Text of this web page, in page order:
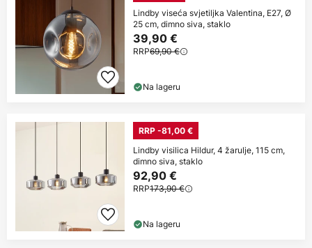
Lindby viseća svjetiljka Valentina, E27, Ø
25 cm, dimno siva, staklo
39,90 €
RRP69,90 €
Na lageru
RRP -81,00 €
Lindby visilica Hildur, 4 žarulje, 115 cm,
dimno siva, staklo
92,90 €
RRP173,90 €
Na lageru